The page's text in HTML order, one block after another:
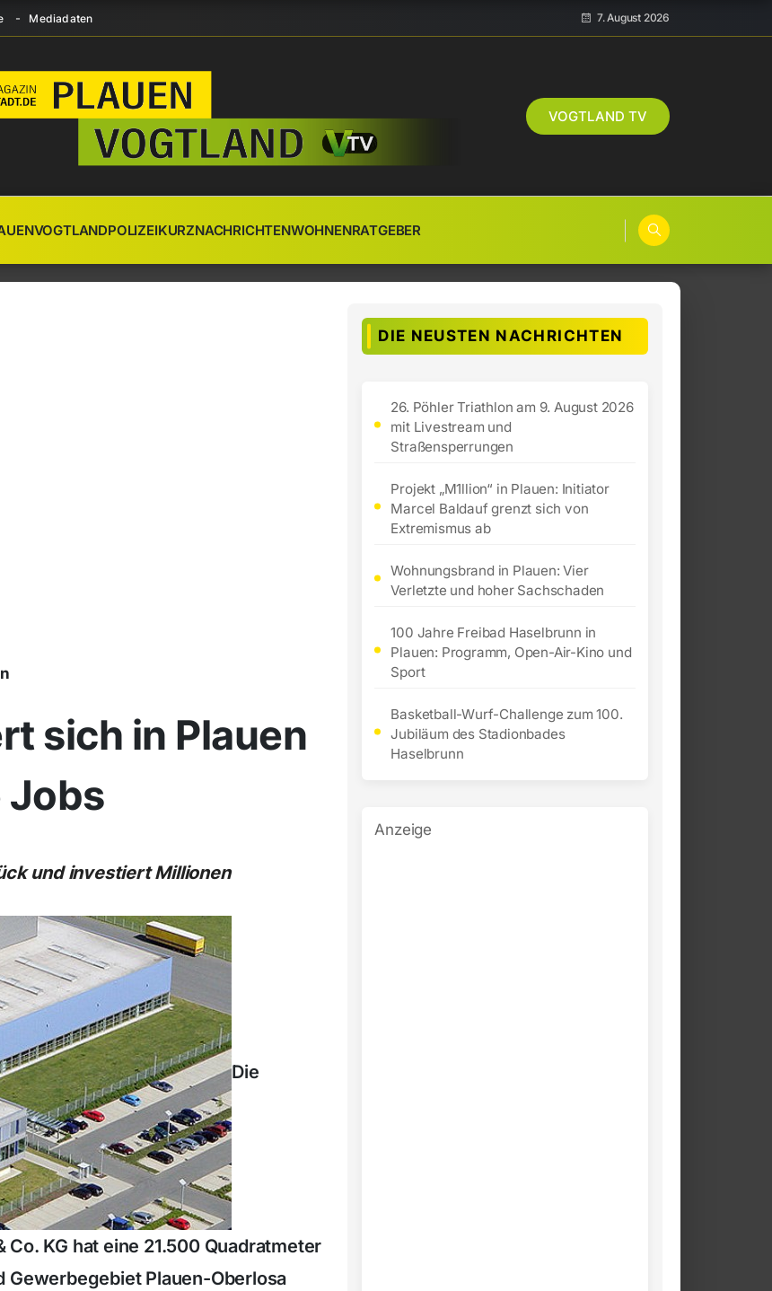
Mediadaten 7. August 2026
VOGTLAND TV
VOGTLANDPOLIZEIKURZNACHRICHTENWOHNENRATGEBER
sich in Plauen
Jobs
und investiert Millionen
Die
KG hat eine 21.500 Quadratmeter
Plauen-Oberlosa
DIE NEUSTEN NACHRICHTEN
26. Pöhler Triathlon am 9. August 2026
mit Livestream und
Straßensperrungen
Projekt „M1llion“ in Plauen: Initiator
Marcel Baldauf grenzt sich von
Extremismus ab
Wohnungsbrand in Plauen: Vier
Verletzte und hoher Sachschaden
100 Jahre Freibad Haselbrunn in
Plauen: Programm, Open-Air-Kino und
Sport
Basketball-Wurf-Challenge zum 100.
Jubiläum des Stadionbades
Haselbrunn
Anzeige